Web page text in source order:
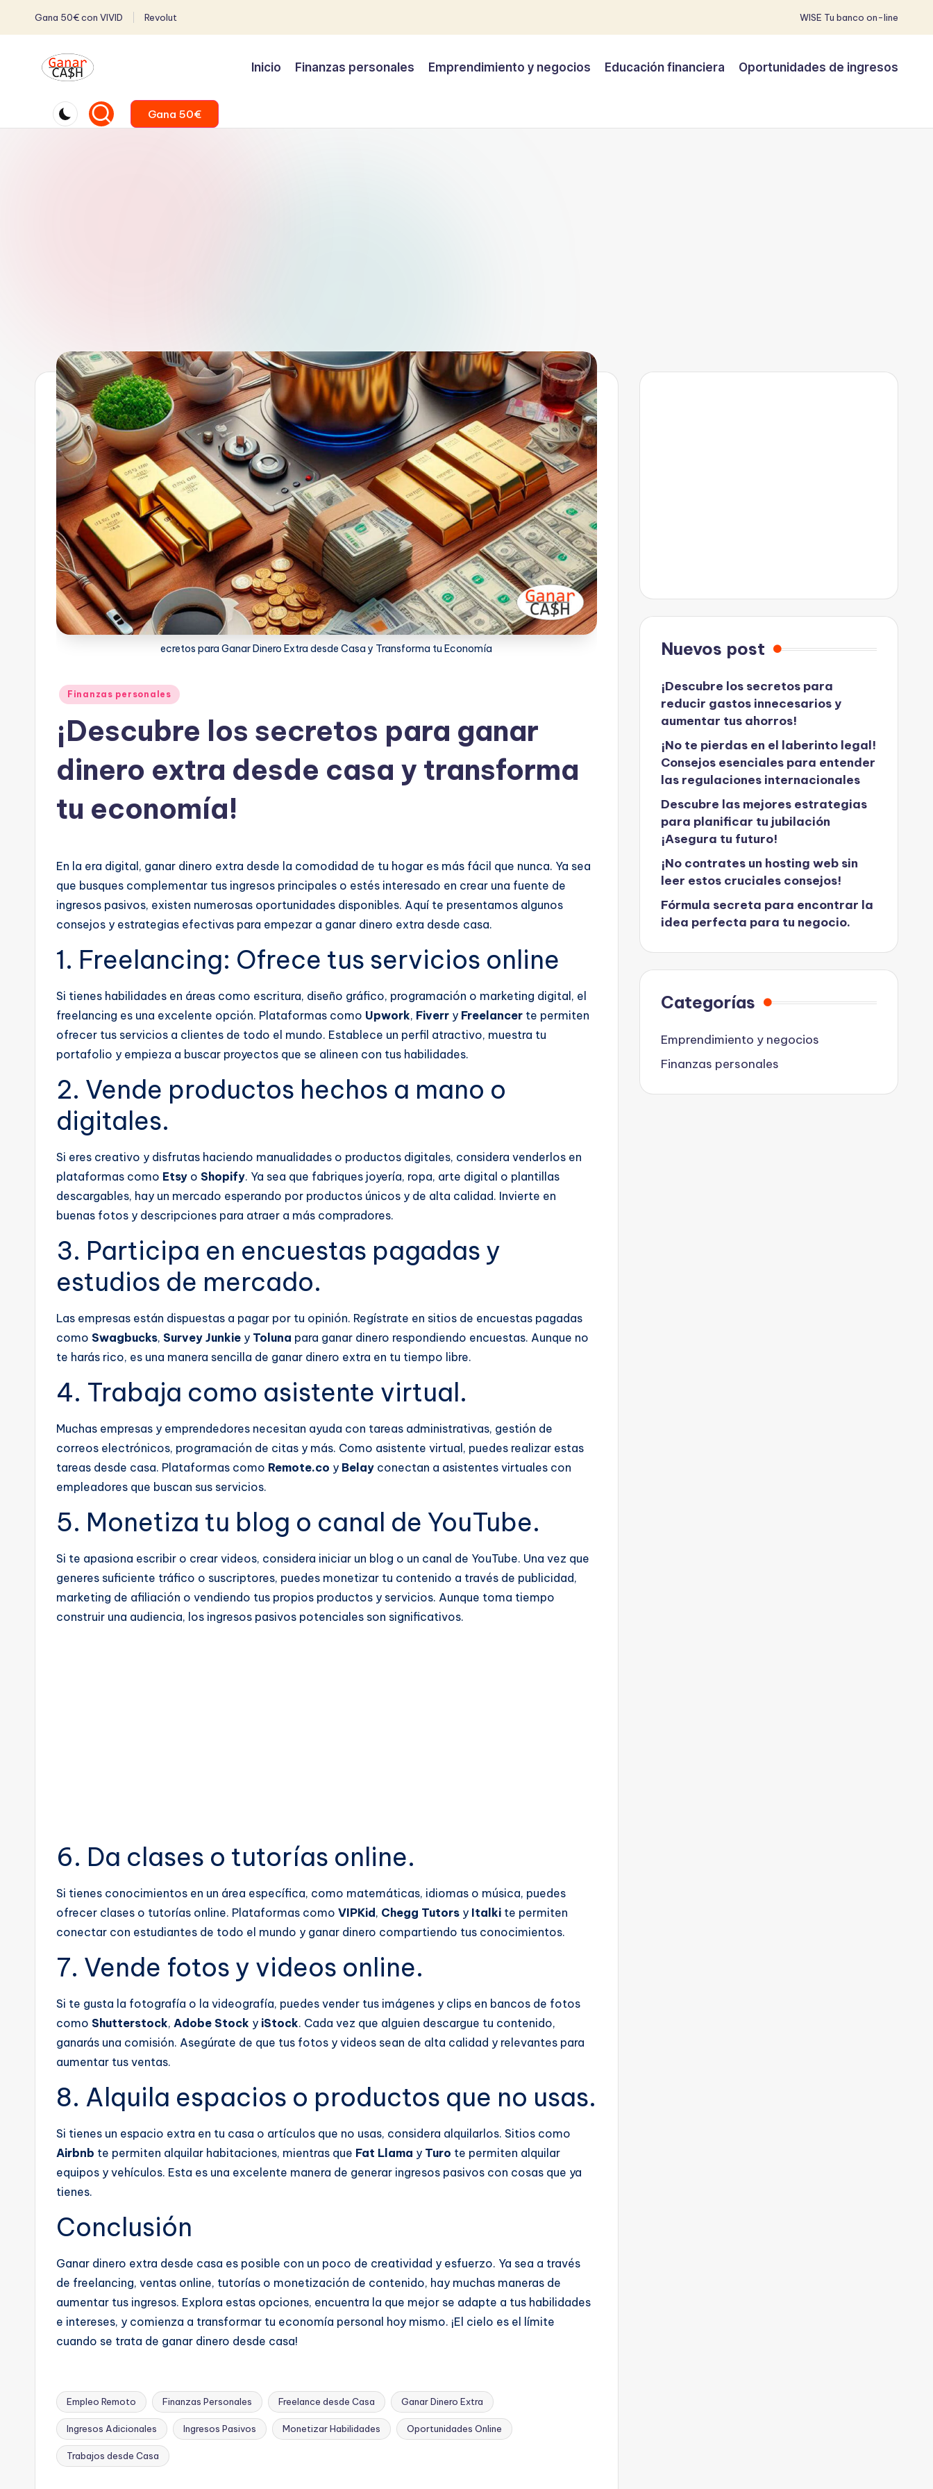
Gana 50€ con VIVID Revolut WISE Tu banco on-line
Inicio Finanzas personales Emprendimiento y negocios Educación financiera Oportunidades de ingresos
Gana 50€
ecretos para Ganar Dinero Extra desde Casa y Transforma tu Economía
Publicado
Finanzas personales
¡Descubre los secretos para ganar
dinero extra desde casa y transforma
tu economía!
En la era digital, ganar dinero extra desde la comodidad de tu hogar es más fácil que nunca. Ya sea
que busques complementar tus ingresos principales o estés interesado en crear una fuente de
ingresos pasivos, existen numerosas oportunidades disponibles. Aquí te presentamos algunos
consejos y estrategias efectivas para empezar a ganar dinero extra desde casa.
1. Freelancing: Ofrece tus servicios online
Si tienes habilidades en áreas como escritura, diseño gráfico, programación o marketing digital, el
freelancing es una excelente opción. Plataformas como Upwork, Fiverr y Freelancer te permiten
ofrecer tus servicios a clientes de todo el mundo. Establece un perfil atractivo, muestra tu
portafolio y empieza a buscar proyectos que se alineen con tus habilidades.
2. Vende productos hechos a mano o
digitales.
Si eres creativo y disfrutas haciendo manualidades o productos digitales, considera venderlos en
plataformas como Etsy o Shopify. Ya sea que fabriques joyería, ropa, arte digital o plantillas
descargables, hay un mercado esperando por productos únicos y de alta calidad. Invierte en
buenas fotos y descripciones para atraer a más compradores.
3. Participa en encuestas pagadas y
estudios de mercado.
Las empresas están dispuestas a pagar por tu opinión. Regístrate en sitios de encuestas pagadas
como Swagbucks, Survey Junkie y Toluna para ganar dinero respondiendo encuestas. Aunque no
te harás rico, es una manera sencilla de ganar dinero extra en tu tiempo libre.
4. Trabaja como asistente virtual.
Muchas empresas y emprendedores necesitan ayuda con tareas administrativas, gestión de
correos electrónicos, programación de citas y más. Como asistente virtual, puedes realizar estas
tareas desde casa. Plataformas como Remote.co y Belay conectan a asistentes virtuales con
empleadores que buscan sus servicios.
5. Monetiza tu blog o canal de YouTube.
Si te apasiona escribir o crear videos, considera iniciar un blog o un canal de YouTube. Una vez que
generes suficiente tráfico o suscriptores, puedes monetizar tu contenido a través de publicidad,
marketing de afiliación o vendiendo tus propios productos y servicios. Aunque toma tiempo
construir una audiencia, los ingresos pasivos potenciales son significativos.
6. Da clases o tutorías online.
Si tienes conocimientos en un área específica, como matemáticas, idiomas o música, puedes
ofrecer clases o tutorías online. Plataformas como VIPKid, Chegg Tutors y Italki te permiten
conectar con estudiantes de todo el mundo y ganar dinero compartiendo tus conocimientos.
7. Vende fotos y videos online.
Si te gusta la fotografía o la videografía, puedes vender tus imágenes y clips en bancos de fotos
como Shutterstock, Adobe Stock y iStock. Cada vez que alguien descargue tu contenido,
ganarás una comisión. Asegúrate de que tus fotos y videos sean de alta calidad y relevantes para
aumentar tus ventas.
8. Alquila espacios o productos que no usas.
Si tienes un espacio extra en tu casa o artículos que no usas, considera alquilarlos. Sitios como
Airbnb te permiten alquilar habitaciones, mientras que Fat Llama y Turo te permiten alquilar
equipos y vehículos. Esta es una excelente manera de generar ingresos pasivos con cosas que ya
tienes.
Conclusión
Ganar dinero extra desde casa es posible con un poco de creatividad y esfuerzo. Ya sea a través
de freelancing, ventas online, tutorías o monetización de contenido, hay muchas maneras de
aumentar tus ingresos. Explora estas opciones, encuentra la que mejor se adapte a tus habilidades
e intereses, y comienza a transformar tu economía personal hoy mismo. ¡El cielo es el límite
cuando se trata de ganar dinero desde casa!
Etiquetas:
Empleo Remoto Finanzas Personales Freelance desde Casa Ganar Dinero Extra
Ingresos Adicionales Ingresos Pasivos Monetizar Habilidades Oportunidades Online
Trabajos desde Casa
Nuevos post
¡Descubre los secretos para
reducir gastos innecesarios y
aumentar tus ahorros!
¡No te pierdas en el laberinto legal!
Consejos esenciales para entender
las regulaciones internacionales
Descubre las mejores estrategias
para planificar tu jubilación
¡Asegura tu futuro!
¡No contrates un hosting web sin
leer estos cruciales consejos!
Fórmula secreta para encontrar la
idea perfecta para tu negocio.
Categorías
Emprendimiento y negocios
Finanzas personales